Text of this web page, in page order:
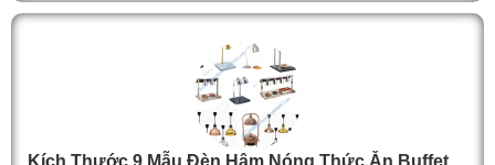
thành giải pháp được nhiều nhà hàng, khách sạn và khu nghỉ
dưỡng lựa chọn nhờ khả năng giữ cho món ăn luôn ấm nóng,
thơm ngon như vừa mới chế biến. Vậy
tạo như thế nào, hoạt động ra sao và làm thế nào để lựa chọn
èn hâm nóng thức ănphù hợp, giúp tối ưu hiệu
Kích Thước 9 Mẫu Đèn Hâm Nóng Thức Ăn Buffet